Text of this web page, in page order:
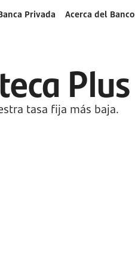
Privada Acerca del Banco
Plus
tasa fija más baja.